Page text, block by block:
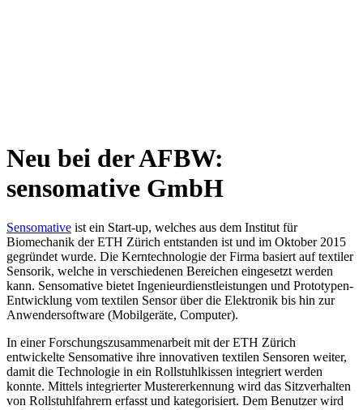
Neu bei der AFBW:
sensomative GmbH
Sensomative ist ein Start-up, welches aus dem Institut für
Biomechanik der ETH Zürich entstanden ist und im Oktober 2015
gegründet wurde. Die Kerntechnologie der Firma basiert auf textiler
Sensorik, welche in verschiedenen Bereichen eingesetzt werden
kann. Sensomative bietet Ingenieurdienstleistungen und Prototypen-
Entwicklung vom textilen Sensor über die Elektronik bis hin zur
Anwendersoftware (Mobilgeräte, Computer).
In einer Forschungszusammenarbeit mit der ETH Zürich
entwickelte Sensomative ihre innovativen textilen Sensoren weiter,
damit die Technologie in ein Rollstuhlkissen integriert werden
konnte. Mittels integrierter Mustererkennung wird das Sitzverhalten
von Rollstuhlfahrern erfasst und kategorisiert. Dem Benutzer wird